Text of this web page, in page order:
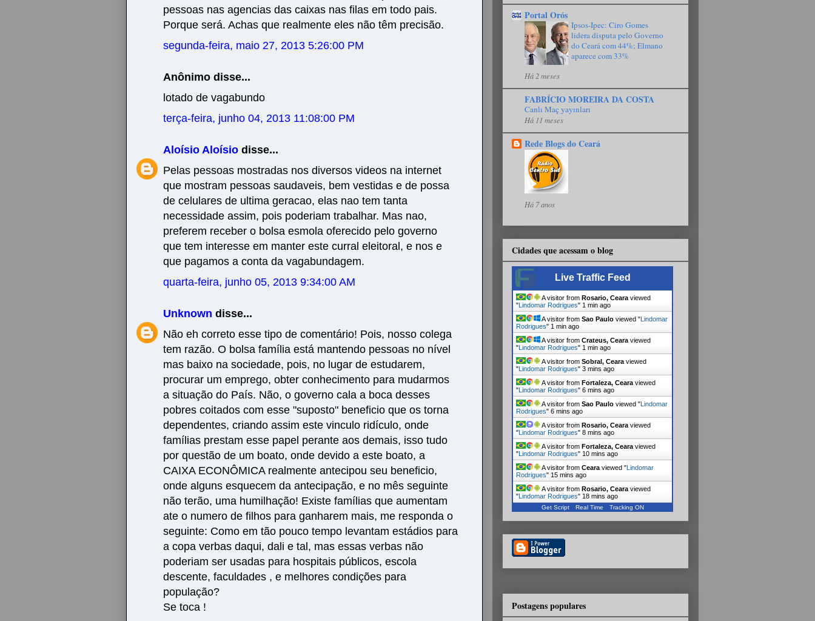
pessoas nas agencias das caixas nas filas em todo pais.
Porque será. Achas que realmente eles não têm precisão.
segunda-feira, maio 27, 2013 5:26:00 PM
Anônimo disse...
lotado de vagabundo
terça-feira, junho 04, 2013 11:08:00 PM
Aloísio Aloísio disse...
Pelas pessoas mostradas nos diversos videos na internet
que mostram pessoas saudaveis, bem vestidas e de possa
de celulares de ultima geracao, elas nao tem tanta
necessidade assim, pois poderiam trabalhar. Mas nao,
preferem receber o bolsa esmola oferecido pelo governo
que tem interesse em manter este curral eleitoral, e nos e
que pagamos a conta da vagabundagem.
quarta-feira, junho 05, 2013 9:34:00 AM
Unknown disse...
Não eh correto esse tipo de comentário! Pois, nosso colega
tem razão. O bolsa família está mantendo pessoas no nível
mas baixo na sociedade, pois, no lugar de estudarem,
procurar um emprego, obter conhecimento para mudarmos
a situação do País. Não, o governo cala a boca desses
pobres coitados com esse "suposto" beneficio que os torna
dependentes, criando assim este vinculo ridículo, onde
famílias prestam esse papel perante aos demais, isso tudo
por questão de um boato, onde devido a este boato, a
CAIXA ECONÔMICA realmente antecipou seu beneficio,
onde alguns esquecem da antecipação, e no mês seguinte
não terão, uma humilhação! Existe famílias que aumentam
ate o numero de filhos para ganharem mais, me responda o
seguinte: Como em tão pouco tempo levantam estádios para
a copa verbas daqui, dali e tal, mas essas verbas não
poderiam ser usadas para hospitais públicos, escola
descente, faculdades , e melhores condições para
população?
Se toca !
Portal Orós
Ipsos-Ipec: Ciro Gomes
lidera disputa pelo Governo
do Ceará com 44%; Elmano
aparece com 33%
Há 2 meses
FABRÍCIO MOREIRA DA COSTA
Canlı Maç yayınları
Há 11 meses
Rede Blogs do Ceará
Há 7 anos
Cidades que acessam o blog
Live Traffic Feed
A visitor from Rosario, Ceara viewed
" Lindomar Rodrigues" 1 min ago
A visitor from Sao Paulo viewed " Lindomar
Rodrigues" 1 min ago
A visitor from Crateus, Ceara viewed
" Lindomar Rodrigues" 1 min ago
A visitor from Sobral, Ceara viewed
" Lindomar Rodrigues" 3 mins ago
A visitor from Fortaleza, Ceara viewed
" Lindomar Rodrigues" 6 mins ago
A visitor from Sao Paulo viewed " Lindomar
Rodrigues" 6 mins ago
A visitor from Rosario, Ceara viewed
" Lindomar Rodrigues" 8 mins ago
A visitor from Fortaleza, Ceara viewed
" Lindomar Rodrigues" 10 mins ago
A visitor from Ceara viewed " Lindomar
Rodrigues" 15 mins ago
A visitor from Rosario, Ceara viewed
" Lindomar Rodrigues" 18 mins ago
Get Script Real Time Tracking ON
Postagens populares